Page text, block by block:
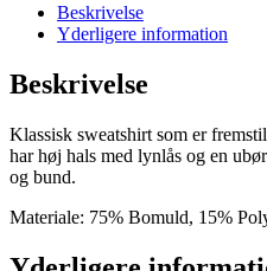
Beskrivelse
Yderligere information
Beskrivelse
Klassisk sweatshirt som er
har høj hals med lynlås og en
og bund.
Materiale: 75% Bomuld, 15%